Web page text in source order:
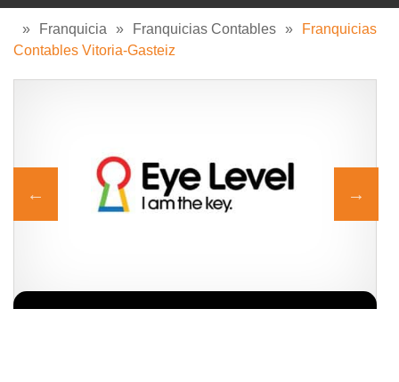
» Franquicia » Franquicias Contables »
Franquicias
Contables Vitoria-Gasteiz